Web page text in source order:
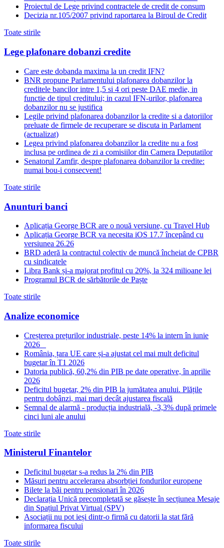
Proiectul de Lege privind contractele de credit de consum
Decizia nr.105/2007 privind raportarea la Biroul de Credit
Toate stirile
Lege plafonare dobanzi credite
Care este dobanda maxima la un credit IFN?
BNR propune Parlamentului plafonarea dobanzilor la
creditele bancilor intre 1,5 si 4 ori peste DAE medie, in
functie de tipul creditului; in cazul IFN-urilor, plafonarea
dobanzilor nu se justifica
Legile privind plafonarea dobanzilor la credite si a datoriilor
preluate de firmele de recuperare se discuta in Parlament
(actualizat)
Legea privind plafonarea dobanzilor la credite nu a fost
inclusa pe ordinea de zi a comisiilor din Camera Deputatilor
Senatorul Zamfir, despre plafonarea dobanzilor la credite:
numai bou-i consecvent!
Toate stirile
Anunturi banci
Aplicația George BCR are o nouă versiune, cu Travel Hub
Aplicația George BCR va necesita iOS 17.7 începând cu
versiunea 26.26
BRD aderă la contractul colectiv de muncă încheiat de CPBR
cu sindicatele
Libra Bank și-a majorat profitul cu 20%, la 324 milioane lei
Programul BCR de sărbătorile de Paște
Toate stirile
Analize economice
Creșterea prețurilor industriale, peste 14% la intern în iunie
2026
România, țara UE care și-a ajustat cel mai mult deficitul
bugetar în T1 2026
Datoria publică, 60,2% din PIB pe date operative, în aprilie
2026
Deficitul bugetar, 2% din PIB la jumătatea anului. Plățile
pentru dobânzi, mai mari decât ajustarea fiscală
Semnal de alarmă - producția industrială, -3,3% după primele
cinci luni ale anului
Toate stirile
Ministerul Finantelor
Deficitul bugetar s-a redus la 2% din PIB
Măsuri pentru accelerarea absorbției fondurilor europene
Bilete la băi pentru pensionari în 2026
Declarația Unică precompletată se găsește în secțiunea Mesaje
din Spațiul Privat Virtual (SPV)
Asociații nu pot ieși dintr-o firmă cu datorii la stat fără
informarea fiscului
Toate stirile